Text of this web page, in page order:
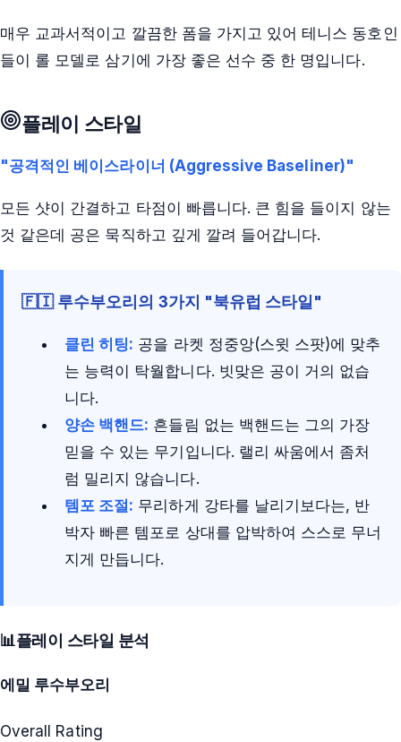
매우 교과서적이고 깔끔한 폼을 가지고 있어 테니스 동호인
들이 롤 모델로 삼기에 가장 좋은 선수 중 한 명입니다.
플레이 스타일
"공격적인 베이스라이너 (Aggressive Baseliner)"
모든 샷이 간결하고 타점이 빠릅니다. 큰 힘을 들이지 않는
것 같은데 공은 묵직하고 깊게 깔려 들어갑니다.
🇫🇮 루수부오리의 3가지 "북유럽 스타일"
클린 히팅: 공을 라켓 정중앙(스윗 스팟)에 맞추
는 능력이 탁월합니다. 빗맞은 공이 거의 없습
니다.
양손 백핸드: 흔들림 없는 백핸드는 그의 가장
믿을 수 있는 무기입니다. 랠리 싸움에서 좀처
럼 밀리지 않습니다.
템포 조절: 무리하게 강타를 날리기보다는, 반
박자 빠른 템포로 상대를 압박하여 스스로 무너
지게 만듭니다.
📊플레이 스타일 분석
에밀 루수부오리
Overall Rating